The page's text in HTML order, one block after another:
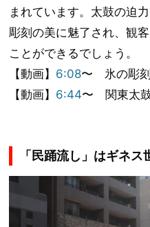
まれています。太鼓の迫
彫刻の美に魅了され、観
ことができるでしょう。
【動画】 6:08〜 氷の彫
【動画】 6:44〜 関東太
「民踊流し」はギネス